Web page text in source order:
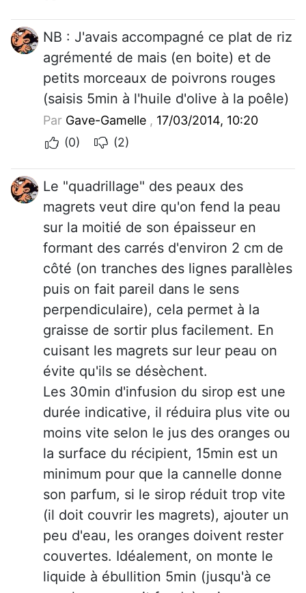
NB : J'avais accompagné ce plat de riz
agrémenté de mais (en boite) et de
petits morceaux de poivrons rouges
(saisis 5min à l'huile d'olive à la poêle)
Par Gave-Gamelle , 17/03/2014, 10:20
(0)
(2)
Le "quadrillage" des peaux des
magrets veut dire qu'on fend la peau
sur la moitié de son épaisseur en
formant des carrés d'environ 2 cm de
côté (on tranches des lignes parallèles
puis on fait pareil dans le sens
perpendiculaire), cela permet à la
graisse de sortir plus facilement. En
cuisant les magrets sur leur peau on
évite qu'ils se désèchent.
Les 30min d'infusion du sirop est une
durée indicative, il réduira plus vite ou
moins vite selon le jus des oranges ou
la surface du récipient, 15min est un
minimum pour que la cannelle donne
son parfum, si le sirop réduit trop vite
(il doit couvrir les magrets), ajouter un
peu d'eau, les oranges doivent rester
couvertes. Idéalement, on monte le
liquide à ébullition 5min (jusqu'à ce